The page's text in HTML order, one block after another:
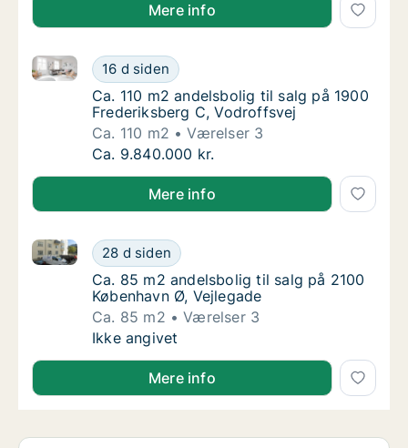
Mere info
Ca. 110 m2 andelsbolig til salg på 1900
16 d siden
Ca. 110 m2 andelsbolig til salg på 1900
Ca. 110 m2 andelsbolig til salg på 1900
Ca. 110 m2 andelsbolig til salg på 1900
Frederiksberg C, Vodroffsvej
Ca. 110 m2
Værelser 3
Ca. 110 m2 andelsbolig til salg på 1900
Ca. 9.840.000 kr.
Mere info
Ca. 85 m2 andelsbolig til salg på 2100
28 d siden
Ca. 85 m2 andelsbolig til salg på 2100 København
Ca. 85 m2 andelsbolig til salg på 2100
Ca. 85 m2 andelsbolig til salg på 2100
København Ø, Vejlegade
Ca. 85 m2
Værelser 3
Ca. 85 m2 andelsbolig til salg på 2100
Ikke angivet
Mere info